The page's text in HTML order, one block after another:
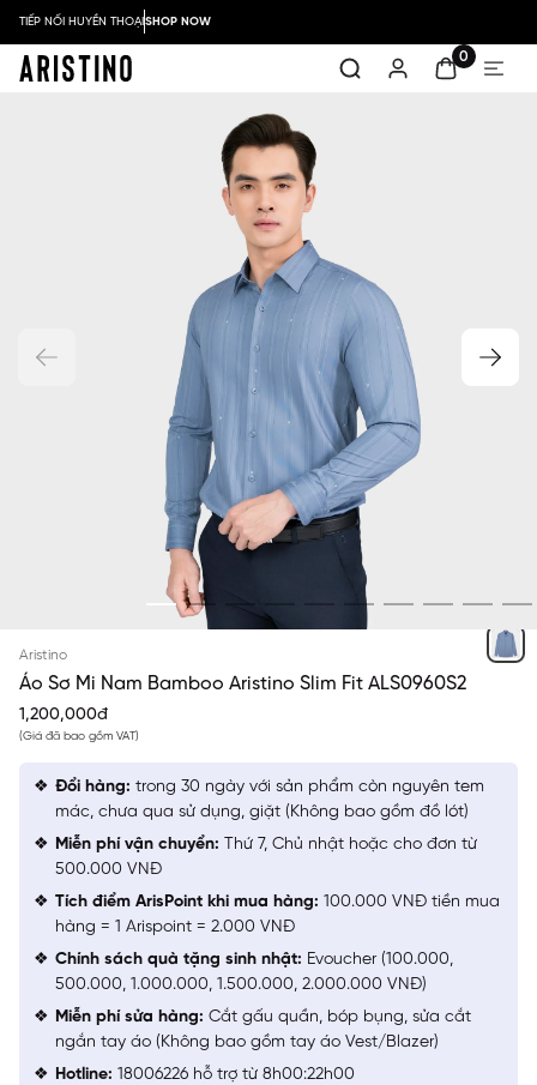
TIẾP NỐI HUYỀN THOẠISHOP NOW
0
Aristino
Áo Sơ Mi Nam Bamboo Aristino Slim Fit ALS0960S2
1,200,000đ
(Giá đã bao gồm VAT)
Đổi hàng: trong 30 ngày với sản phẩm còn nguyên tem
mác, chưa qua sử dụng, giặt (Không bao gồm đồ lót)
Miễn phí vận chuyển: Thứ 7, Chủ nhật hoặc cho đơn từ
500.000 VNĐ
Tích điểm ArisPoint khi mua hàng: 100.000 VNĐ tiền mua
hàng = 1 Arispoint = 2.000 VNĐ
Chính sách quà tặng sinh nhật: Evoucher (100.000,
500.000, 1.000.000, 1.500.000, 2.000.000 VNĐ)
Miễn phí sửa hàng: Cắt gấu quần, bóp bụng, sửa cắt
ngắn tay áo (Không bao gồm tay áo Vest/Blazer)
Hotline: 18006226 hỗ trợ từ 8h00:22h00